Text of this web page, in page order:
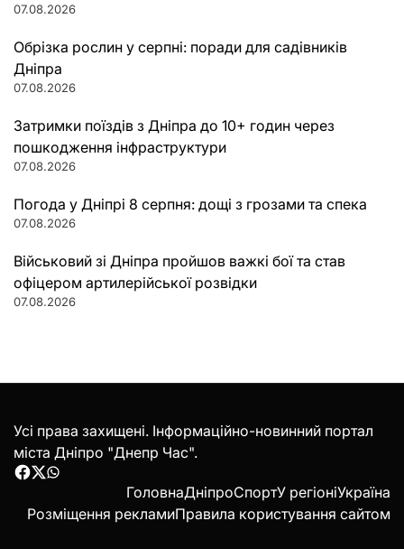
07.08.2026
Обрізка рослин у серпні: поради для садівників
Дніпра
07.08.2026
Затримки поїздів з Дніпра до 10+ годин через
пошкодження інфраструктури
07.08.2026
Погода у Дніпрі 8 серпня: дощі з грозами та спека
07.08.2026
Військовий зі Дніпра пройшов важкі бої та став
офіцером артилерійської розвідки
07.08.2026
Усі права захищені. Інформаційно-новинний портал
міста Дніпро "Днепр Час".
Facebook
Twitter
WhatsApp
ГоловнаДніпроСпортУ регіоніУкраїна
Розміщення рекламиПравила користування сайтом